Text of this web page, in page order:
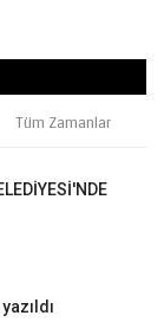
Tüm Zamanlar